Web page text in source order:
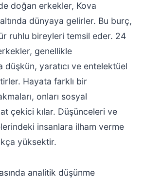
doğan erkekler, Kova
dünyaya gelirler. Bu burç,
ruhlu bireyleri temsil eder. 24
genellikle
düşkün, yaratıcı ve entelektüel
Hayata farklı bir
onları sosyal
çekici kılar. Düşünceleri ve
insanlara ilham verme
yüksektir.
analitik düşünme